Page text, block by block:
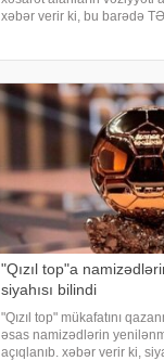
xəbər verir ki, bu barədə
"Qızıl top"a
siyahısı bilindi
"Qızıl top" mükafatını
əsas namizədlərin
açıqlanıb. xəbər verir ki,